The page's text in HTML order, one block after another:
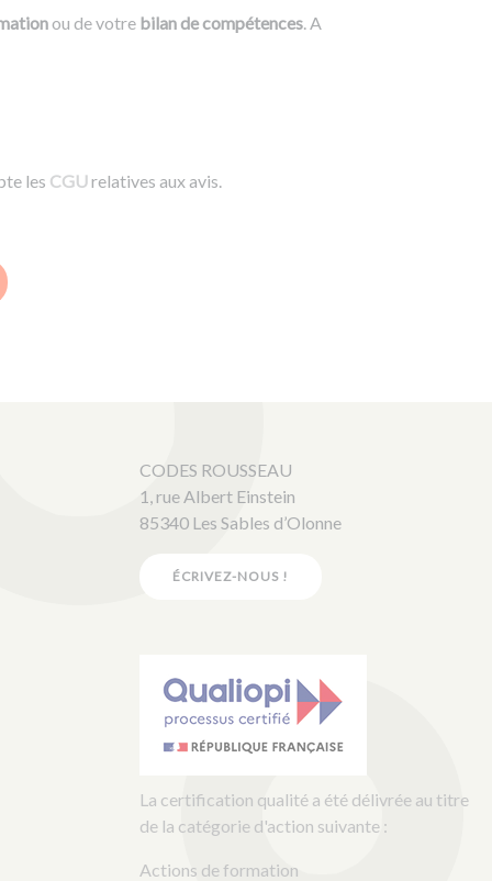
ou de votre bilan de compétences. A
les CGUrelatives aux avis.
CODES ROUSSEAU
1, rue Albert Einstein
85340 Les Sables d’Olonne
ÉCRIVEZ-NOUS !
La certification qualité a été délivrée au titre
de la catégorie d'action suivante :
Actions de formation